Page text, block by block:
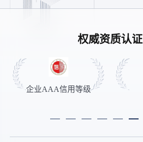
权威资质认证
企业AAA信用等级